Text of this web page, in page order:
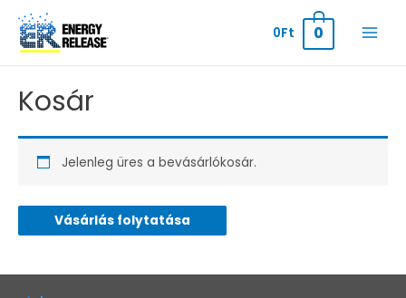
0Ft 0
Kosár
Jelenleg üres a bevásárlókosár.
Vásárlás folytatása